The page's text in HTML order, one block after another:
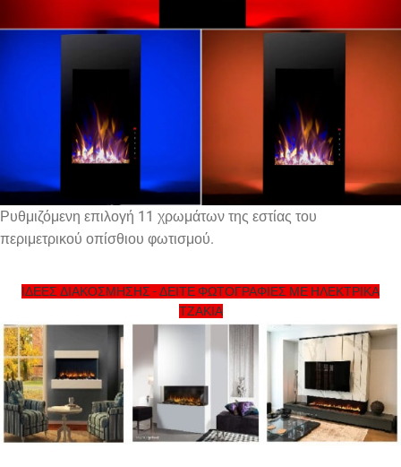
Ρυθμιζόμενη επιλογή 11 χρωμάτων της εστίας του
περιμετρικού οπίσθιου φωτισμού.
ΙΔΕΕΣ ΔΙΑΚΟΣΜΗΣΗΣ - ΔΕΙΤΕ ΦΩΤΟΓΡΑΦΙΕΣ ΜΕ ΗΛΕΚΤΡΙΚΑ
ΤΖΑΚΙΑ